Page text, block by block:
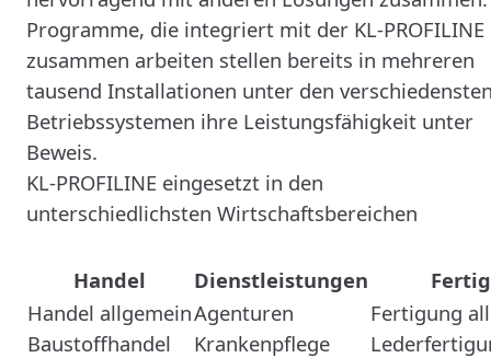
Programme, die integriert mit der KL-PROFILINE
zusammen arbeiten stellen bereits in mehreren
tausend Installationen unter den
Betriebssystemen ihre Leistungsfähigkeit unter
Beweis.
KL-PROFILINE eingesetzt in den
unterschiedlichsten Wirtschaftsbereichen
Handel Dienstleistungen
Handel allgemein
Baustoffhandel
Agenturen
Krankenpflege
Fertigung